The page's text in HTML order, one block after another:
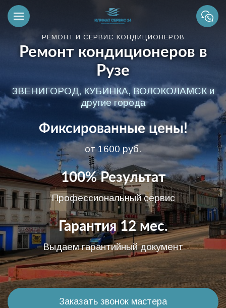
РЕМОНТ И СЕРВИС КОНДИЦИОНЕРОВ
Ремонт кондиционеров в
Рузе
ЗВЕНИГОРОД, КУБИНКА, ВОЛОКОЛАМСК и
другие города
Фиксированные цены!
от 1600 руб.
100% Результат
Профессиональный сервис
Гарантия 12 мес.
Выдаем гарантийный документ
Заказать звонок мастера